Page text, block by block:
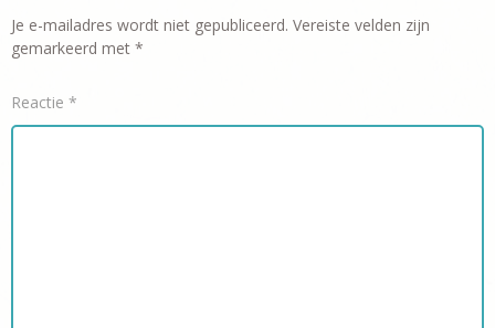
Je e-mailadres wordt niet gepubliceerd. Vereiste velden zijn
gemarkeerd met *
Reactie *